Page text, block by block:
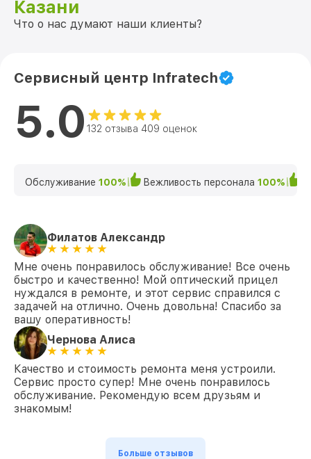
Казани
Что о нас думают наши клиенты?
Сервисный центр Infratech
5.0 132 отзыва 409 оценок
Обслуживание 100% Вежливость персонала 100%
Филатов Александр
Мне очень понравилось обслуживание! Все очень
быстро и качественно! Мой оптический прицел
нуждался в ремонте, и этот сервис справился с
задачей на отлично. Очень довольна! Спасибо за
вашу оперативность!
Чернова Алиса
Качество и стоимость ремонта меня устроили.
Сервис просто супер! Мне очень понравилось
обслуживание. Рекомендую всем друзьям и
знакомым!
Больше отзывов